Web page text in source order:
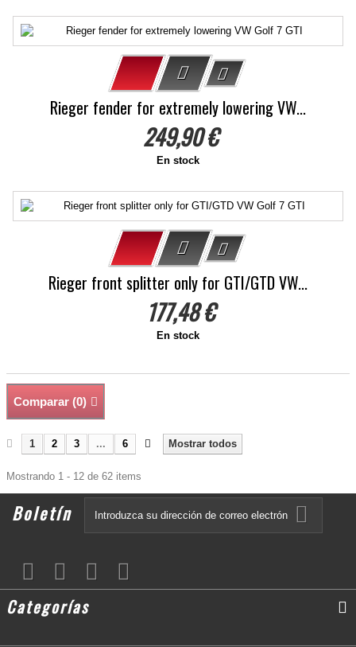
Rieger fender for extremely lowering VW...
249,90 €
En stock
Rieger front splitter only for GTI/GTD VW...
177,48 €
En stock
Comparar (0)
Mostrar todos
1 2 3 ... 6
Mostrando 1 - 12 de 62 items
Boletín
Categorías